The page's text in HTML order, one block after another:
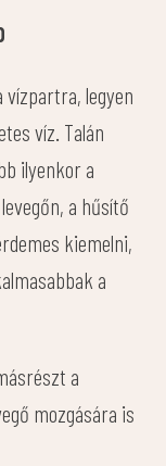
vízpartra, legyen
víz. Talán
ilyenkor a
a hűsítő
kiemelni,
a
a
mozgására is